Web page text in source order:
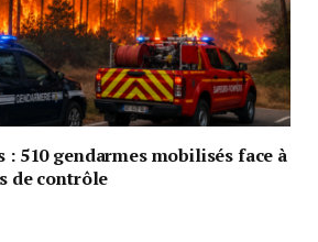
: 510 gendarmes mobilisés face à
de contrôle